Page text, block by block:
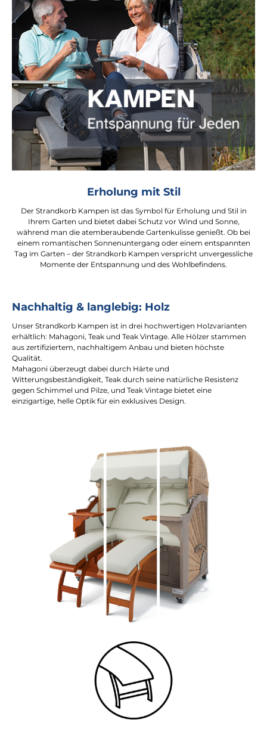
Erholung mit Stil
Der Strandkorb Kampen ist das Symbol für Erholung und Stil in
Ihrem Garten und bietet dabei Schutz vor Wind und Sonne,
während man die atemberaubende Gartenkulisse genießt. Ob bei
einem romantischen Sonnenuntergang oder einem entspannten
Tag im Garten – der Strandkorb Kampen verspricht unvergessliche
Momente der Entspannung und des Wohlbefindens.
Nachhaltig & langlebig: Holz
Unser Strandkorb Kampen ist in drei hochwertigen Holzvarianten
erhältlich: Mahagoni, Teak und Teak Vintage. Alle Hölzer stammen
aus zertifiziertem, nachhaltigem Anbau und bieten höchste
Qualität.
Mahagoni überzeugt dabei durch Härte und
Witterungsbeständigkeit, Teak durch seine natürliche Resistenz
gegen Schimmel und Pilze, und Teak Vintage bietet eine
einzigartige, helle Optik für ein exklusives Design.